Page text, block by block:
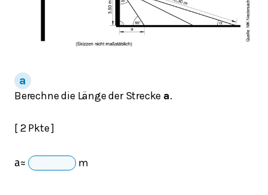
Berechne die Länge der Strecke a.
[ 2 Pkte ]
a≈ m